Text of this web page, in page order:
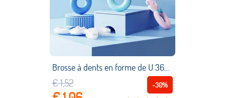
Brosse à dents en forme de U 360 ° pour enfants, en Silicone, nettoyage et Massage, modèle de Type U, nettoyage buccal
-30%
€ 1,52